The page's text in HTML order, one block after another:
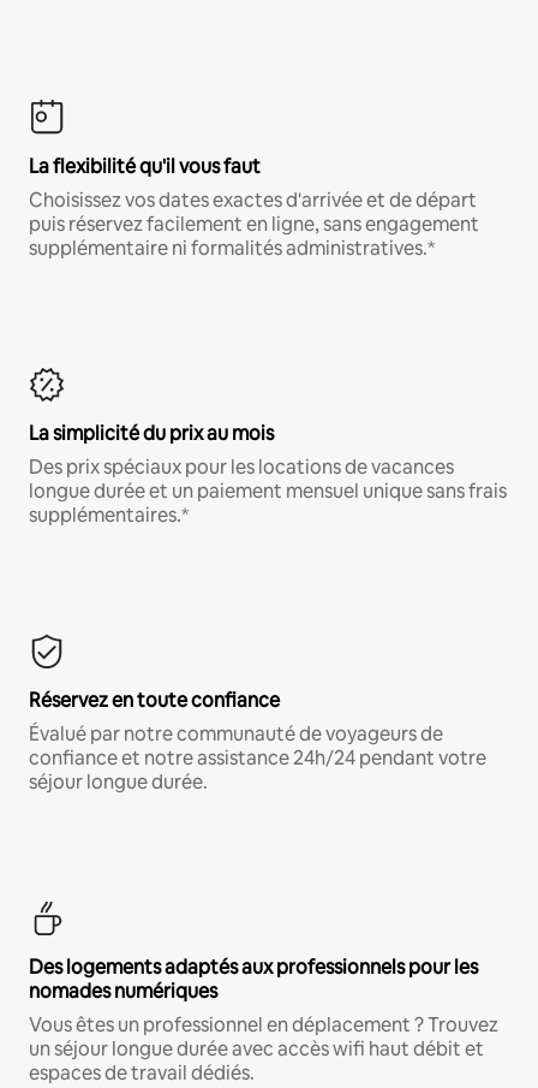
La flexibilité qu'il vous faut
Choisissez vos dates exactes d'arrivée et de départ
puis réservez facilement en ligne, sans engagement
supplémentaire ni formalités administratives.*
La simplicité du prix au mois
Des prix spéciaux pour les locations de vacances
longue durée et un paiement mensuel unique sans frais
supplémentaires.*
Réservez en toute confiance
Évalué par notre communauté de voyageurs de
confiance et notre assistance 24h/24 pendant votre
séjour longue durée.
Des logements adaptés aux professionnels pour les
nomades numériques
Vous êtes un professionnel en déplacement ? Trouvez
un séjour longue durée avec accès wifi haut débit et
espaces de travail dédiés.